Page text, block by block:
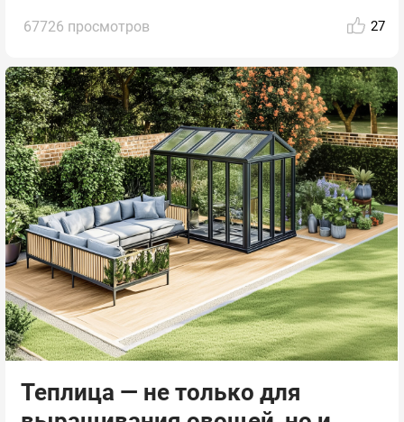
67726 просмотров 27
Теплица — не только для